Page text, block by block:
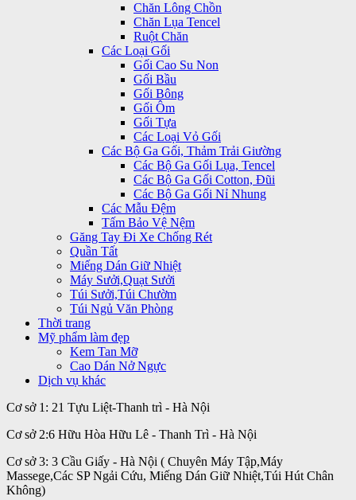
Chăn Lông Chồn
Chăn Lụa Tencel
Ruột Chăn
Các Loại Gối
Gối Cao Su Non
Gối Bầu
Gối Bông
Gối Ôm
Gối Tựa
Các Loại Vỏ Gối
Các Bộ Ga Gối, Thảm Trải Giường
Các Bộ Ga Gối Lụa, Tencel
Các Bộ Ga Gối Cotton, Đũi
Các Bộ Ga Gối Nỉ Nhung
Các Mẫu Đệm
Tấm Bảo Vệ Nệm
Găng Tay Đi Xe Chống Rét
Quần Tất
Miếng Dán Giữ Nhiệt
Máy Sưởi,Quạt Sưởi
Túi Sưởi,Túi Chườm
Túi Ngủ Văn Phòng
Thời trang
Mỹ phẩm làm đẹp
Kem Tan Mỡ
Cao Dán Nở Ngực
Dịch vụ khác
Cơ sở 1: 21 Tựu Liệt-Thanh trì - Hà Nội
Cơ sở 2:6 Hữu Hòa Hữu Lê - Thanh Trì - Hà Nội
Cơ sở 3: 3 Cầu Giấy - Hà Nội ( Chuyên Máy Tập,Máy
Massege,Các SP Ngải Cứu, Miếng Dán Giữ Nhiệt,Túi Hút Chân
Không)